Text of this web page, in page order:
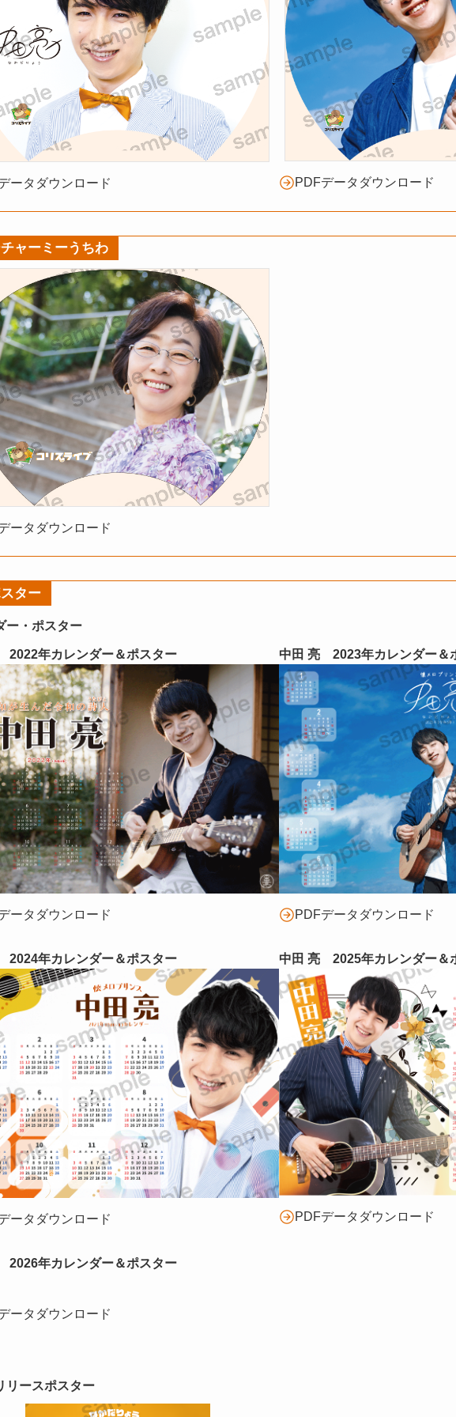
ータダウンロード PDFデータダウンロード
ャーミーうちわ
ータダウンロード
ター
ー・ポスター
2022年カレンダー＆ポスター
ータダウンロード
中田 亮 2023年カレンダー＆
PDFデータダウンロード
2024年カレンダー＆ポスター
ータダウンロード
中田 亮 2025年カレンダー＆
PDFデータダウンロード
2026年カレンダー＆ポスター
ータダウンロード
リースポスター